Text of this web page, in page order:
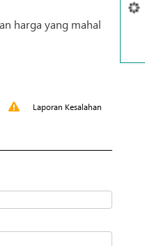
harga yang mahal
Laporan Kesalahan